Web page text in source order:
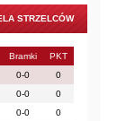
STRZELCÓW
Bramki
PKT
0-0
0
0-0
0
0-0
0